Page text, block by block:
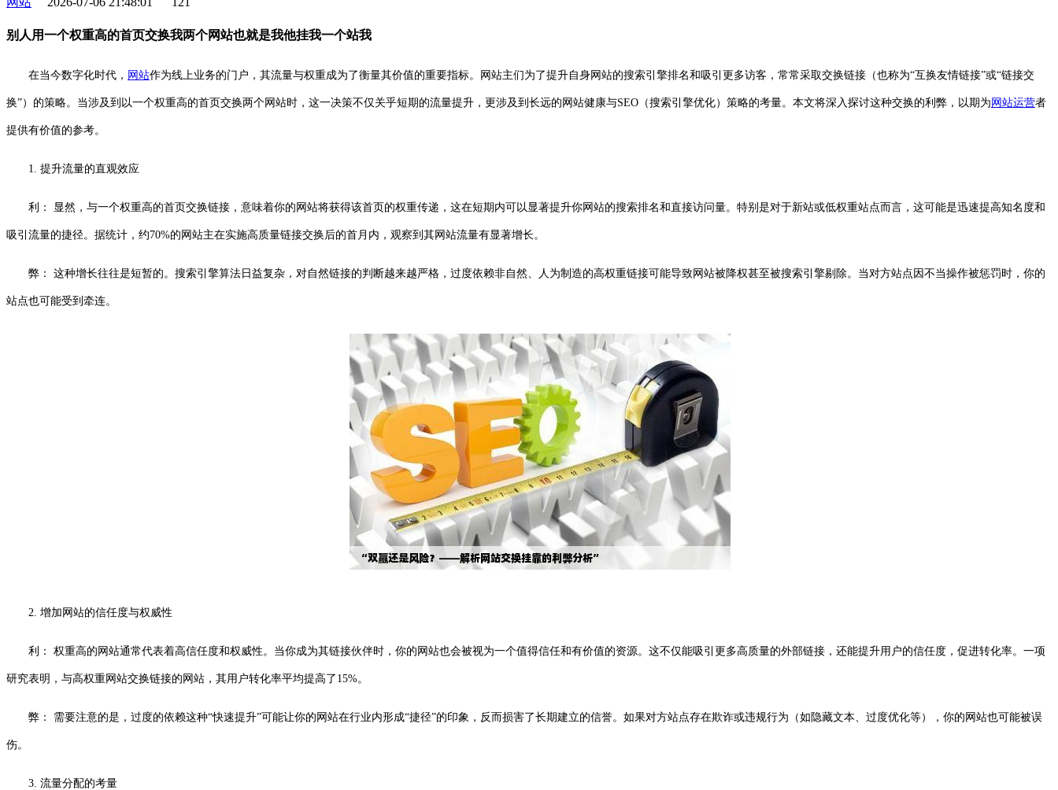
别人用一个权重高的首页交换我两个网站也就是我他挂我一个站我
在当今数字化时代， 网站作为线上业务的门户，其流量与权重成为了衡量其价值的重要指标。网站主们为了提升自身网站的搜索引擎排名和吸引更多访客，常常采取交换链接（也称为“互换友情链接”或“链接交
换”）的策略。当涉及到以一个权重高的首页交换两个网站时，这一决策不仅关乎短期的流量提升，更涉及到长远的网站健康与SEO（搜索引擎优化）策略的考量。本文将深入探讨这种交换的利弊，以期为 网站运营者
提供有价值的参考。
1. 提升流量的直观效应
利： 显然，与一个权重高的首页交换链接，意味着你的网站将获得该首页的权重传递，这在短期内可以显著提升你网站的搜索排名和直接访问量。特别是对于新站或低权重站点而言，这可能是迅速提高知名度和
吸引流量的捷径。据统计，约70%的网站主在实施高质量链接交换后的首月内，观察到其网站流量有显著增长。
弊： 这种增长往往是短暂的。搜索引擎算法日益复杂，对自然链接的判断越来越严格，过度依赖非自然、人为制造的高权重链接可能导致网站被降权甚至被搜索引擎剔除。当对方站点因不当操作被惩罚时，你的
站点也可能受到牵连。
2. 增加网站的信任度与权威性
利： 权重高的网站通常代表着高信任度和权威性。当你成为其链接伙伴时，你的网站也会被视为一个值得信任和有价值的资源。这不仅能吸引更多高质量的外部链接，还能提升用户的信任度，促进转化率。一项
研究表明，与高权重网站交换链接的网站，其用户转化率平均提高了15%。
弊： 需要注意的是，过度的依赖这种“快速提升”可能让你的网站在行业内形成“捷径”的印象，反而损害了长期建立的信誉。如果对方站点存在欺诈或违规行为（如隐藏文本、过度优化等），你的网站也可能被误
伤。
3. 流量分配的考量